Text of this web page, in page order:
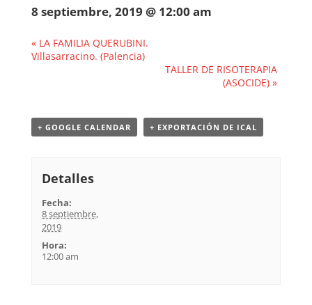
8 septiembre, 2019 @ 12:00 am
«LA FAMILIA QUERUBINI.
Villasarracino. (Palencia)
TALLER DE RISOTERAPIA
(ASOCIDE)»
+ GOOGLE CALENDAR + EXPORTACIÓN DE ICAL
Detalles
Fecha:
8 septiembre,
2019
Hora:
12:00 am